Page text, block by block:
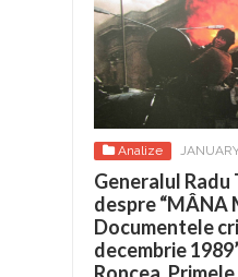
Analize
Generalul
despre “MÂNA
Documentele
decembrie